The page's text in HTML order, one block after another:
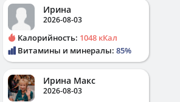
Ирина
2026-08-03
Калорийность: 1048 кКал
Витамины и минералы: 85%
Ирина Макс
2026-08-03